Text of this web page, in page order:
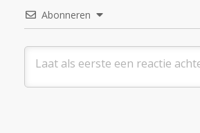
Abonneren